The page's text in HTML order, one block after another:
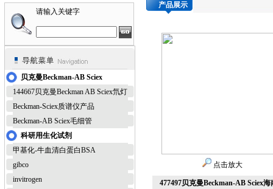
请输入关键字
贝克曼Beckman-AB Sciex
144667贝克曼Beckman AB Sciex氘灯
Beckman-Sciex质谱仪产品
Beckman-AB Sciex毛细管
科研用生化试剂
甲基化-牛血清白蛋白BSA
gibco
invitrogen
产品展示
点击放大
477497贝克曼Beckman-AB Sciex